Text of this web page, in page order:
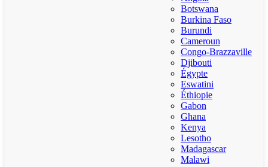
Botswana
Burkina Faso
Burundi
Cameroun
Congo-Brazzaville
Djibouti
Égypte
Eswatini
Éthiopie
Gabon
Ghana
Kenya
Lesotho
Madagascar
Malawi